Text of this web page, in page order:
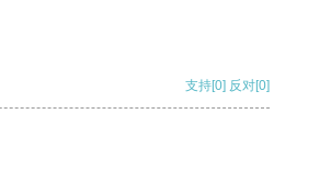
支持[0] 反对[0]